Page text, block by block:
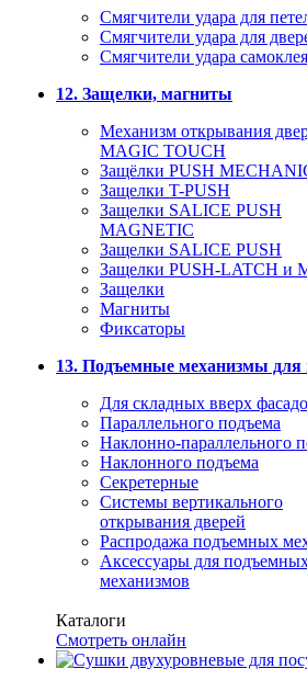
Смягчители удара для
Смягчители удара для
Cмягчители удара
12. Защелки, магниты
Механизм открывания
MAGIC TOUCH
Защёлки PUSH
Защелки T-PUSH
Защелки SALICE PUSH
MAGNETIC
Защелки SALICE PUSH
Защелки PUSH-LATCH и
Защелки
Магниты
Фиксаторы
13. Подъемные механизмы для
Для складных вверх
Параллельного подъема
Наклонно-параллельного
Наклонного подъема
Секретерные
Системы вертикального
открывания дверей
Распродажа подъемных
Аксессуары для
механизмов
Каталоги
Смотреть онлайн